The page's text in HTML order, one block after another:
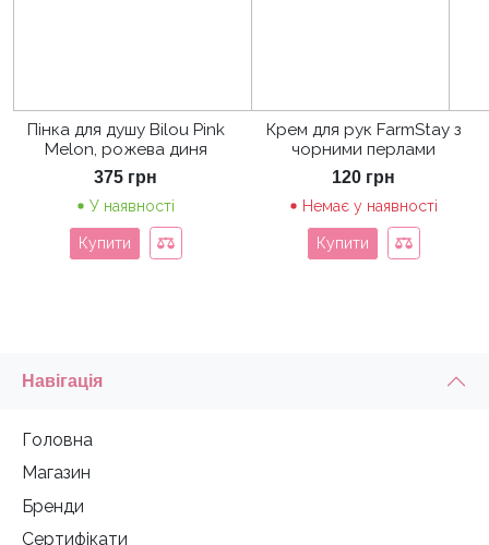
Пінка для душу Bilou Pink
Melon, рожева диня
375 грн
У наявності
Купити
Крем для рук FarmStay з
чорними перлами
120 грн
Немає у наявності
Купити
Навігація
Головна
Магазин
Бренди
Сертифікати